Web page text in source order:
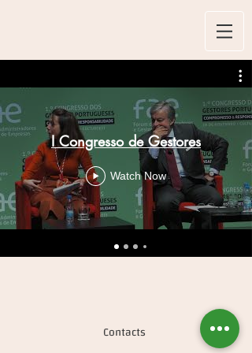
I Congresso de Gestores
Watch Now
Contacts